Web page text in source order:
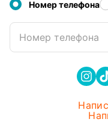
Номер телефона
Номер телефона